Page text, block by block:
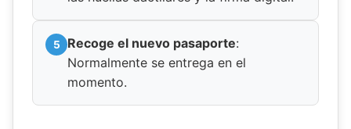
Recoge el nuevo pasaporte:
Normalmente se entrega en el
momento.